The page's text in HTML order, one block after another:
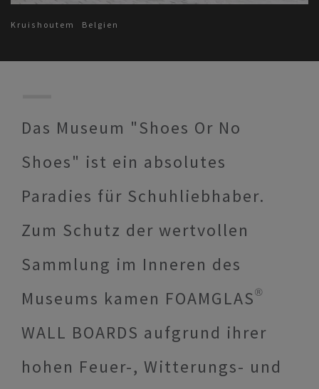
Kruishoutem Belgien
Das Museum "Shoes Or No
Shoes" ist ein absolutes
Paradies für Schuhliebhaber.
Zum Schutz der wertvollen
Sammlung im Inneren des
Museums kamen FOAMGLAS®
WALL BOARDS aufgrund ihrer
hohen Feuer-, Witterungs- und